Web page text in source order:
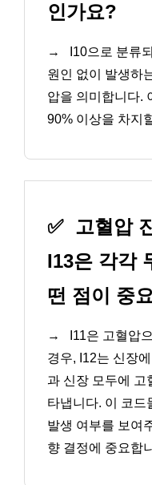
인가요?
→
I10으로 분류
원인 없이 발생하
압을 의미합니다.
90% 이상을 차지
✅ 고혈압
I13은 각각
떤 점이 중
→
I11은 고혈압
경우, I12는 신장
과 신장 모두에 고
타냅니다. 이 코드
발생 여부를 보여
향 결정에 중요합